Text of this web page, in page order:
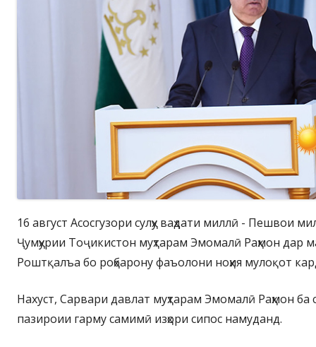
16 август Асосгузори сулҳу ваҳдати миллӣ - Пешвои
Ҷумҳурии Тоҷикистон муҳтарам Эмомалӣ Раҳмон дар
Роштқалъа бо роҳбарону фаъолони ноҳия мулоқот
Нахуст, Сарвари давлат муҳтарам Эмомалӣ Раҳмон ба
пазироии гарму самимӣ изҳори сипос намуданд.